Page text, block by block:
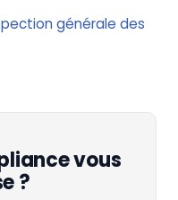
générale des
vous
?